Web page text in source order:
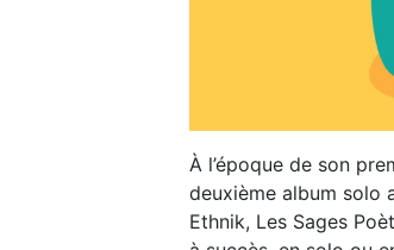
À l’époque de son
deuxième album solo
Ethnik, Les Sages